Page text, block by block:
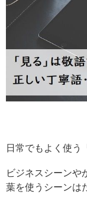
日常でもよく使う「
ビジネスシーンや
葉を使うシーンは